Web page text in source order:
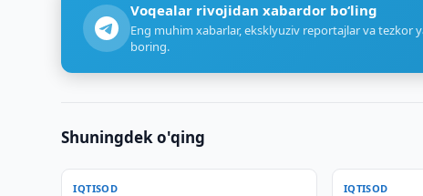
Voqealar rivojidan xabardor bo‘ling
Eng muhim xabarlar, eksklyuziv reportajlar va tezkor
boring.
Shuningdek o'qing
IQTISOD IQTISOD